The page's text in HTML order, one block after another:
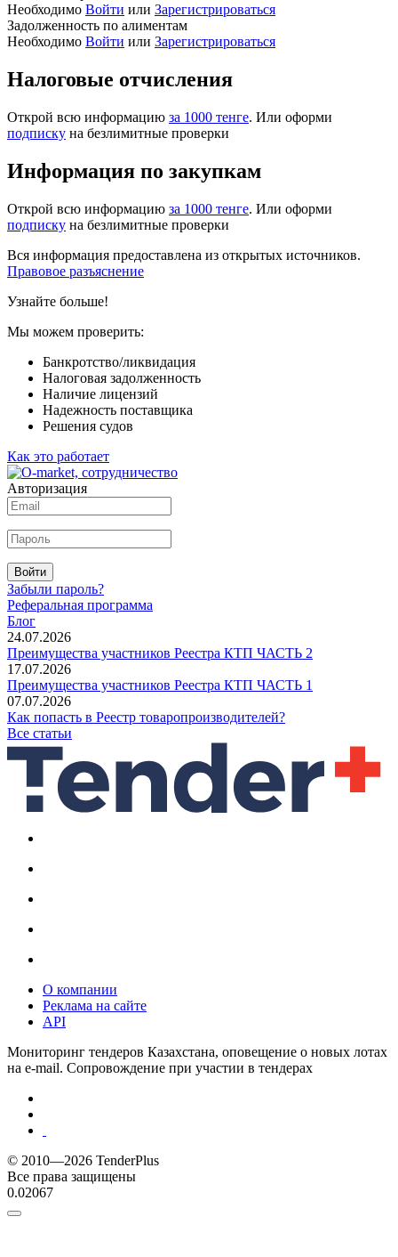
Необходимо Войти или Зарегистрироваться
Задолженность по алиментам
Необходимо Войти или Зарегистрироваться
Налоговые отчисления
Открой всю информацию за 1000 тенге. Или оформи
подписку на безлимитные проверки
Информация по закупкам
Открой всю информацию за 1000 тенге. Или оформи
подписку на безлимитные проверки
Вся информация предоставлена из открытых источников.
Правовое разъяснение
Узнайте больше!
Мы можем проверить:
Банкротство/ликвидация
Налоговая задолженность
Наличие лицензий
Надежность поставщика
Решения судов
Как это работает
Авторизация
Войти
Забыли пароль?
Реферальная программа
Блог
24.07.2026
Преимущества участников Реестра КТП ЧАСТЬ 2
17.07.2026
Преимущества участников Реестра КТП ЧАСТЬ 1
07.07.2026
Как попасть в Реестр товаропроизводителей?
Все статьи
О компании
Реклама на сайте
API
Мониторинг тендеров Казахстана, оповещение о новых лотах
на e-mail. Сопровождение при участии в тендерах
© 2010—2026 TenderPlus
Все права защищены
0.02067